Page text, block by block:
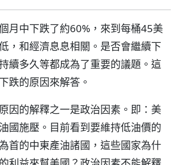
月中下跌了約60%，來到每桶45美
，和經濟息息相關。是否會繼續下
續多久等都成為了重要的議題。這
跌的原因來解答。
因的解釋之一是政治因素。即：美
國施壓。目前看到要維持低油價的
首的中東產油諸國，這些國家為什